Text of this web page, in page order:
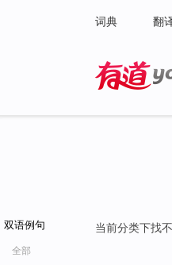
词典 翻
双语例句
全部
当前分类下找